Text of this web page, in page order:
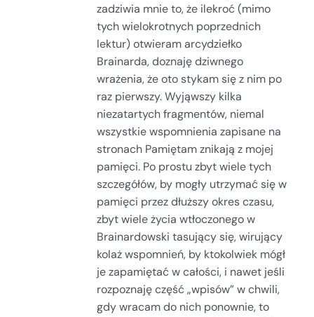
zadziwia mnie to, że ilekroć (mimo
tych wielokrotnych poprzednich
lektur) otwieram arcydziełko
Brainarda, doznaję dziwnego
wrażenia, że oto stykam się z nim po
raz pierwszy. Wyjąwszy kilka
niezatartych fragmentów, niemal
wszystkie wspomnienia zapisane na
stronach Pamiętam znikają z mojej
pamięci. Po prostu zbyt wiele tych
szczegółów, by mogły utrzymać się w
pamięci przez dłuższy okres czasu,
zbyt wiele życia wtłoczonego w
Brainardowski tasujący się, wirujący
kolaż wspomnień, by ktokolwiek mógł
je zapamiętać w całości, i nawet jeśli
rozpoznaję część „wpisów” w chwili,
gdy wracam do nich ponownie, to